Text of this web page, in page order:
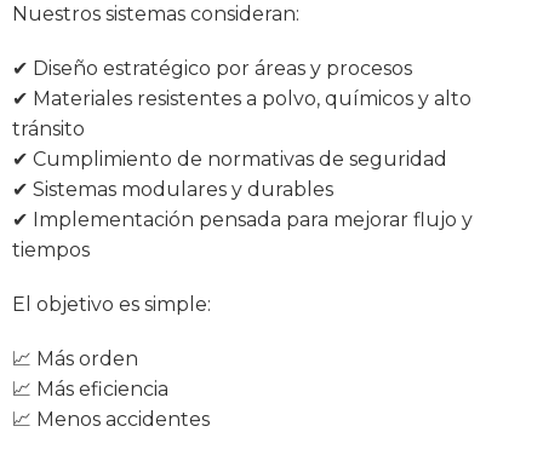
Nuestros sistemas consideran:
✔ Diseño estratégico por áreas y procesos
✔ Materiales resistentes a polvo, químicos y alto
tránsito
✔ Cumplimiento de normativas de seguridad
✔ Sistemas modulares y durables
✔ Implementación pensada para mejorar flujo y
tiempos
El objetivo es simple:
📈 Más orden
📈 Más eficiencia
📈 Menos accidentes